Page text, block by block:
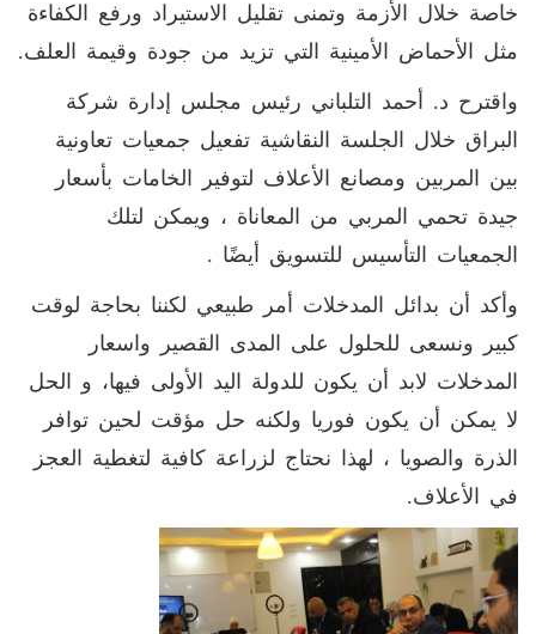
خاصة خلال الأزمة وتمنى تقليل الاستيراد ورفع الكفاءة
مثل الأحماض الأمينية التي تزيد من جودة وقيمة العلف.
واقترح د. أحمد التلباني رئيس مجلس إدارة شركة
البراق خلال الجلسة النقاشية تفعيل جمعيات تعاونية
بين المربين ومصانع الأعلاف لتوفير الخامات بأسعار
جيدة تحمي المربي من المعاناة ، ويمكن لتلك
الجمعيات التأسيس للتسويق أيضًا .
وأكد أن بدائل المدخلات أمر طبيعي لكننا بحاجة لوقت
كبير ونسعى للحلول على المدى القصير واسعار
المدخلات لابد أن يكون للدولة اليد الأولى فيها، و الحل
لا يمكن أن يكون فوريا ولكنه حل مؤقت لحين توافر
الذرة والصويا ، لهذا نحتاج لزراعة كافية لتغطية العجز
في الأعلاف.